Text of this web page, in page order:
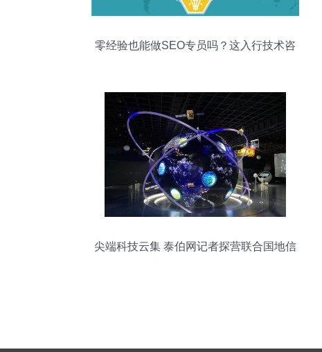
零经验也能做SEO专员吗？这入行技术咨
尖端科技云集 泰伯网记者探营联合国地信